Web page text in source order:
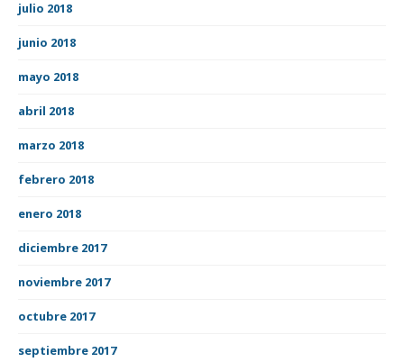
julio 2018
junio 2018
mayo 2018
abril 2018
marzo 2018
febrero 2018
enero 2018
diciembre 2017
noviembre 2017
octubre 2017
septiembre 2017